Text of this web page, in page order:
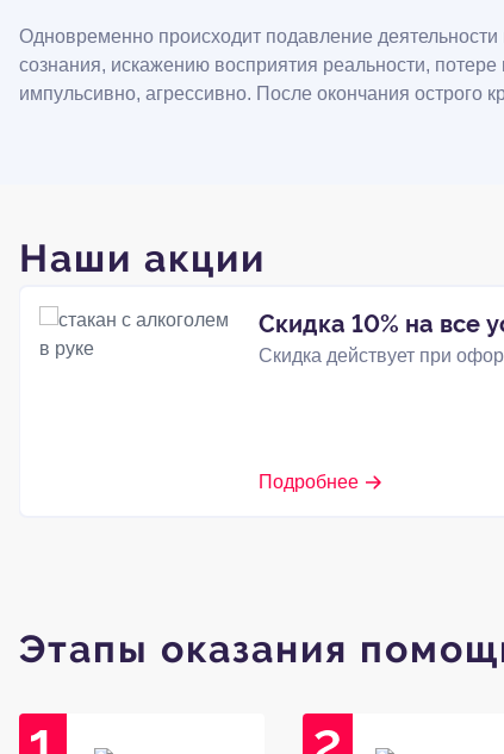
Одновременно происходит подавление
сознания, искажению восприятия реальности,
импульсивно, агрессивно. После окончания острого
Наши акции
Скидка 10% на все
Скидка действует при
Подробнее
Этапы оказания